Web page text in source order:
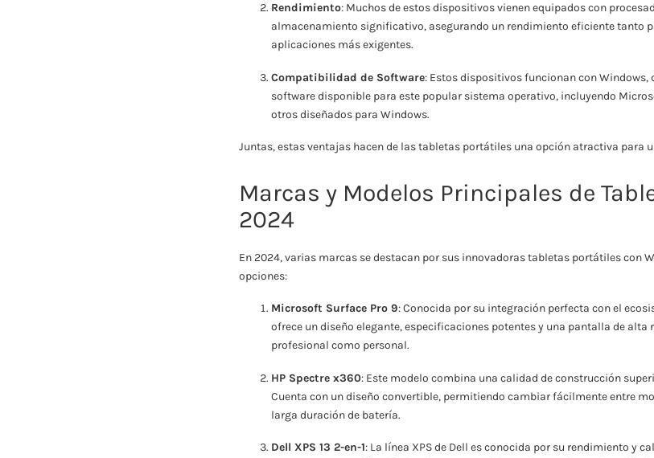
Rendimiento: Muchos de estos dispositivos vienen equipados con
almacenamiento significativo, asegurando un rendimiento eficiente tanto
aplicaciones más exigentes.
Compatibilidad de Software: Estos dispositivos funcionan con
software disponible para este popular sistema operativo, incluyendo
otros diseñados para Windows.
Juntas, estas ventajas hacen de las tabletas portátiles una opción atractiva para
Marcas y Modelos Principales de
2024
En 2024, varias marcas se destacan por sus innovadoras tabletas portátiles con
opciones:
Microsoft Surface Pro 9: Conocida por su integración perfecta con el
ofrece un diseño elegante, especificaciones potentes y una pantalla de alta
profesional como personal.
HP Spectre x360: Este modelo combina una calidad de construcción
Cuenta con un diseño convertible, permitiendo cambiar fácilmente entre
larga duración de batería.
Dell XPS 13 2-en-1: La línea XPS de Dell es conocida por su rendimiento y